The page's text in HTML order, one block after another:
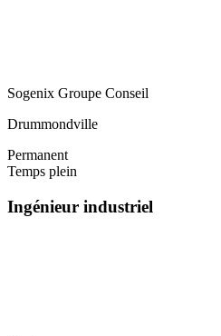
Sogenix Groupe Conseil
Drummondville
Permanent
Temps plein
Ingénieur industriel